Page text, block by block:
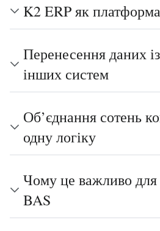
K2 ERP як
Перенесення даних
інших систем
Об’єднання сотень
одну логіку
Чому це важливо для
BAS